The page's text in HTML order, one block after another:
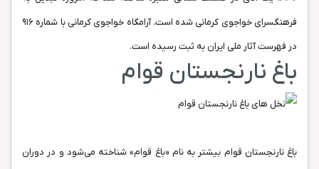
فرهنگسرای خواجوی کرمانی شده است. آرامگاه خواجوی کرمانی با شماره‌ ۹۱۶
در فهرست آثار ملی ایران به ثبت رسیده است.
باغ نارنجستان قوام
باغ نارنجستان قوام بیشتر به نام «باغ قوام» شناخته می‌شود و در دوران